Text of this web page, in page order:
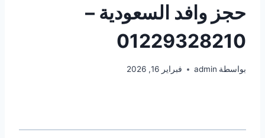
حجز وافد السعودية –
01229328210
بواسطة admin فبراير 16, 2026